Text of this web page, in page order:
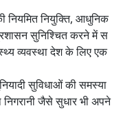
नियमित नियुक्ति, आधुनिक
सुनिश्चित करने में स
व्यवस्था देश के लिए एक
सुविधाओं की समस्या
जैसे सुधार भी अपने